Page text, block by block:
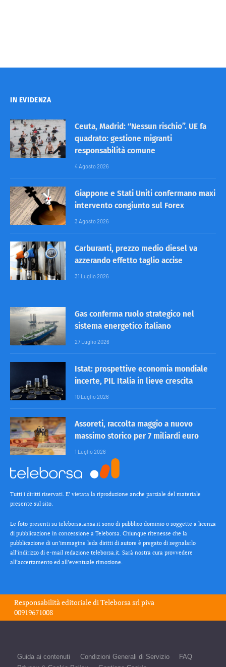
IN EVIDENZA
Ceuta, Madrid: “Nessun rischio”. UE fa
quadrato: gestione migranti
responsabilità comune
4 Agosto 2026
Giappone e Stati Uniti confermano maxi
intervento congiunto sul Forex
3 Agosto 2026
Carburanti, prezzo medio diesel va
azzerando effetto taglio accise
31 Luglio 2026
Gas conferma ruolo strategico nel
sistema energetico italiano
27 Luglio 2026
Istat: prospettive economia mondiale
incerte, PIL Italia in lieve crescita
10 Luglio 2026
Assoreti, raccolta maggio a nuovo
massimo storico per 7 miliardi euro
1 Luglio 2026
Tutti i diritti riservati. E’ vietata la riproduzione anche parziale del materiale
presente sul sito.
Le foto presenti su teleborsa.ansa.it sono di pubblico dominio o soggette a licenza
di pubblicazione in concessione a Teleborsa. Chiunque ritenesse che la
pubblicazione di un’immagine leda diritti di autore è pregato di segnalarlo
all’indirizzo di e-mail redazione teleborsa.it. Sarà nostra cura provvedere
all’accertamento ed all’eventuale rimozione.
Responsabilità editoriale diTeleborsa srlpiva
00919671008
Guida ai contenuti Condizioni Generali di Servizio
FAQ